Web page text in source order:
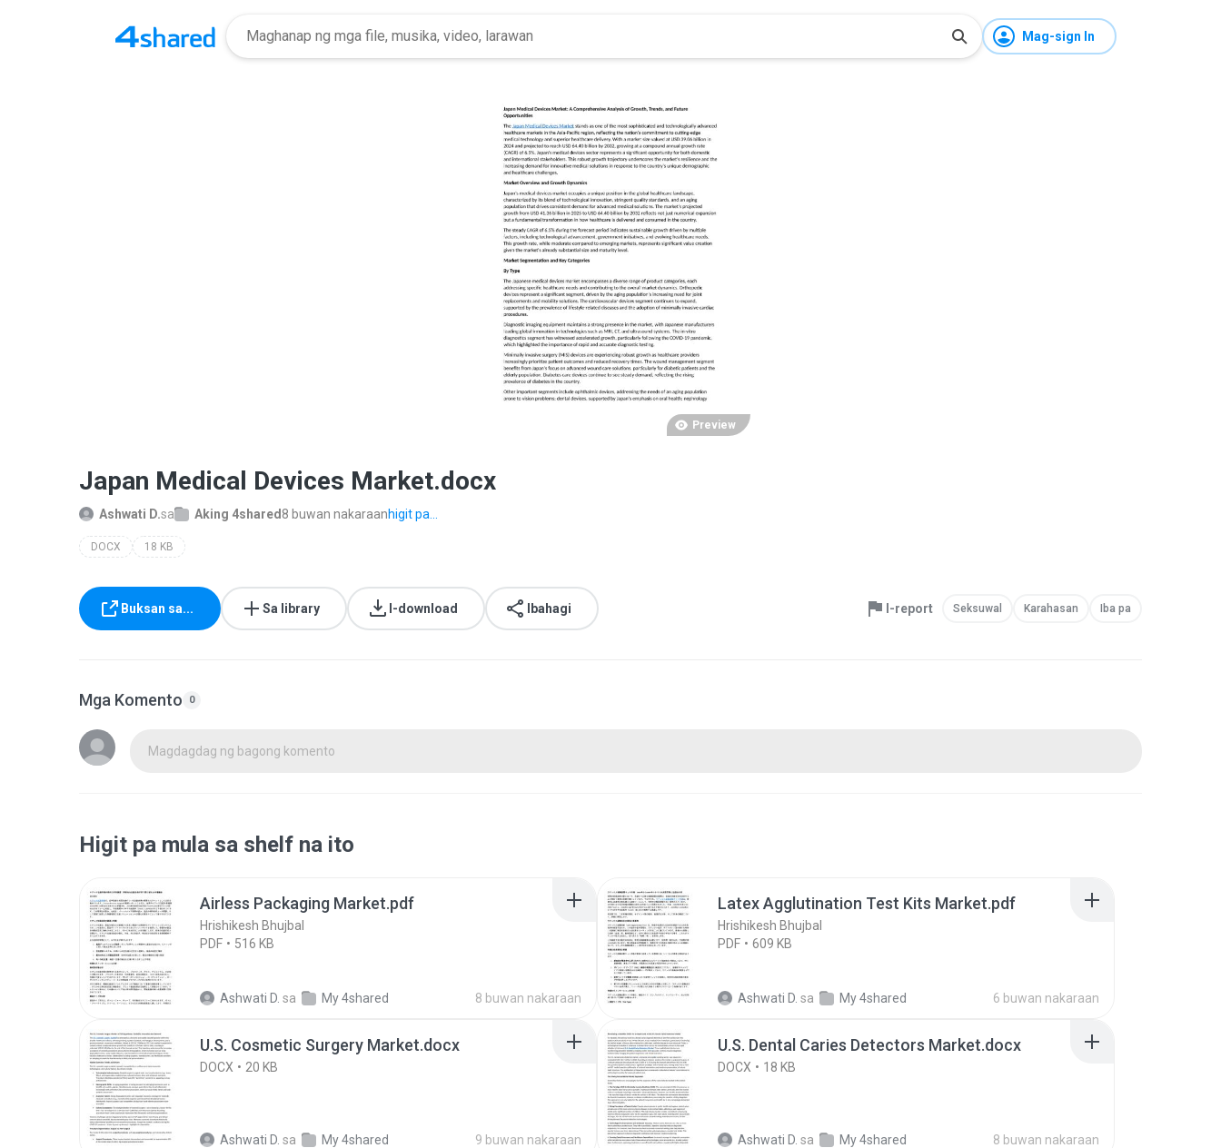
Mag-sign In
Preview
Japan Medical Devices Market.docx
Ashwati D.sa Aking 4shared 8 buwan nakaraanhigit pa...
DOCX 18 KB
Buksan sa... Sa library I-download Ibahagi I-report Seksuwal Karahasan Iba pa
Mga Komento 0
Magdagdag ng bagong komento
Higit pa mula sa shelf na ito
Airless Packaging Market.pdf
Hrishikesh Bhujbal
PDF
516 KB
Ashwati D. sa My 4shared 8 buwan nakaraan
Latex Agglutination Test Kits Market.pdf
Hrishikesh Bhujbal
PDF
609 KB
Ashwati D. sa My 4shared 6 buwan nakaraan
U.S. Cosmetic Surgery Market.docx
DOCX 20 KB
Ashwati D. sa My 4shared 9 buwan nakaraan
U.S. Dental Caries Detectors Market.docx
DOCX 18 KB
Ashwati D. sa My 4shared 8 buwan nakaraan